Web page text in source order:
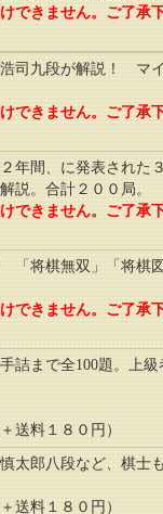
できません。ご了承下
司九段が解説！ マ
できません。ご了承下
年間、に発表された
説。合計２００局。
できません。ご了承下
「将棋無双」「将棋
できません。ご了承下
まで全100題。上
送料１８０円）
太郎八段など、棋士
送料１８０円）